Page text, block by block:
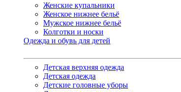
Женские купальники
Женское нижнее бельё
Мужское нижнее бельё
Колготки и носки
Одежда и обувь для детей
Детская верхняя одежда
Детская одежда
Детские головные уборы